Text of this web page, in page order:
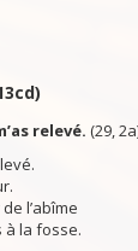
relevé. (29,
l’abîme
la fosse.